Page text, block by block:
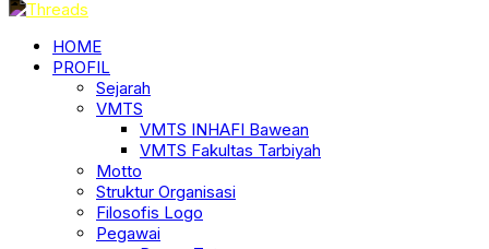
HOME
PROFIL
Sejarah
VMTS
VMTS INHAFI Bawean
VMTS Fakultas Tarbiyah
Motto
Struktur Organisasi
Filosofis Logo
Pegawai